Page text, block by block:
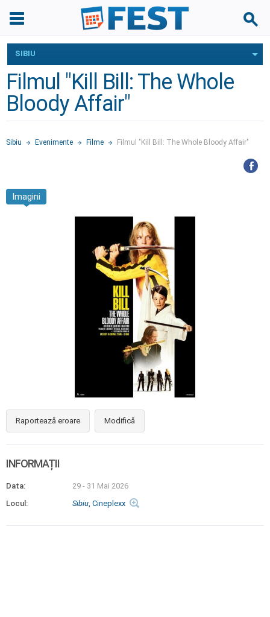
SIBIU
Filmul "Kill Bill: The Whole
Bloody Affair"
Sibiu Evenimente Filme Filmul "Kill Bill: The Whole Bloody Affair"
Imagini
Raportează eroare Modifică
INFORMAȚII
Data:
29 - 31 Mai 2026
Locul:
Sibiu, Cineplexx